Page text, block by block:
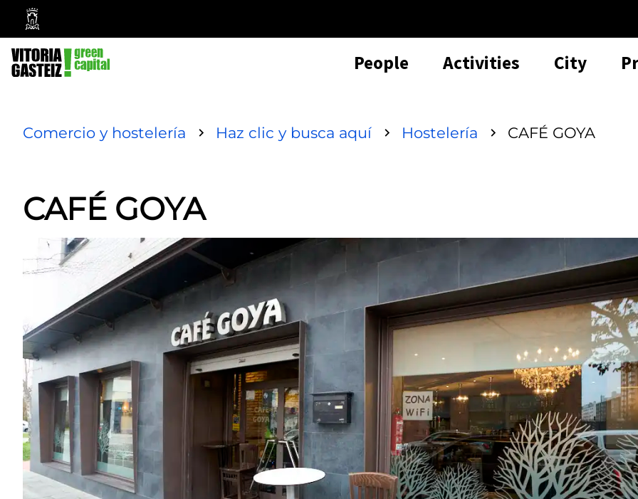
Vitoria-
Gasteiz
City
Council
People Activities City
Comercio y hostelería Haz clic y busca aquí Hostelería CAFÉ GOYA
CAFÉ GOYA